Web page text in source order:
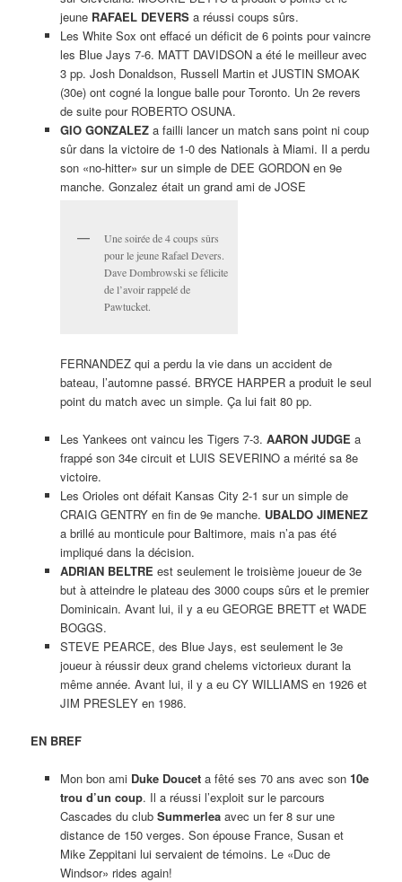
jeune RAFAEL DEVERSa réussi coups sûrs.
Les White Sox ont effacé un déficit de 6 points pour vaincre
les Blue Jays 7-6. MATT DAVIDSON a été le meilleur avec
3 pp. Josh Donaldson, Russell Martin et JUSTIN SMOAK
(30e) ont cogné la longue balle pour Toronto. Un 2e revers
de suite pour ROBERTO OSUNA.
GIO GONZALEZa failli lancer un match sans point ni coup
sûr dans la victoire de 1-0 des Nationals à Miami. Il a perdu
son «no-hitter» sur un simple de DEE GORDON en 9e
manche. Gonzalez était un grand ami de JOSE
Une soirée de 4 coups sûrs
pour le jeune Rafael Devers.
Dave Dombrowski se félicite
de l’avoir rappelé de
Pawtucket.
FERNANDEZ qui a perdu la vie dans un accident de
bateau, l’automne passé. BRYCE HARPER a produit le seul
point du match avec un simple. Ça lui fait 80 pp.
Les Yankees ont vaincu les Tigers 7-3. AARON JUDGE a
frappé son 34e circuit et LUIS SEVERINO a mérité sa 8e
victoire.
Les Orioles ont défait Kansas City 2-1 sur un simple de
CRAIG GENTRY en fin de 9e manche. UBALDO JIMENEZ
a brillé au monticule pour Baltimore, mais n’a pas été
impliqué dans la décision.
ADRIAN BELTRE est seulement le troisième joueur de 3e
but à atteindre le plateau des 3000 coups sûrs et le premier
Dominicain. Avant lui, il y a eu GEORGE BRETT et WADE
BOGGS.
STEVE PEARCE, des Blue Jays, est seulement le 3e
joueur à réussir deux grand chelems victorieux durant la
même année. Avant lui, il y a eu CY WILLIAMS en 1926 et
JIM PRESLEY en 1986.
EN BREF
Mon bon ami Duke Douceta fêté ses 70 ans avec son 10e
trou d’un coup. Il a réussi l’exploit sur le parcours
Cascades du club Summerleaavec un fer 8 sur une
distance de 150 verges. Son épouse France, Susan et
Mike Zeppitani lui servaient de témoins. Le «Duc de
Windsor» rides again!